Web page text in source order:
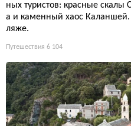
ных туристов: красные
а и каменный хаос Каланшей.
ляже.
Путешествия 6 104